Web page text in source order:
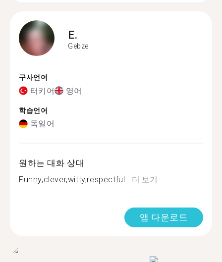
E.
Gebze
구사언어
터키어 영어
학습언어
독일어
원하는 대화 상대
Funny,clever,witty,respectful...더 보기
앱 다운로드